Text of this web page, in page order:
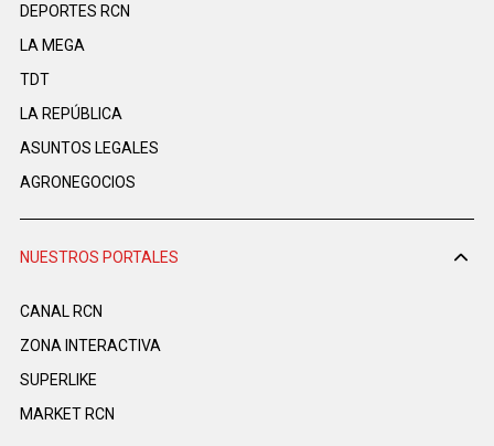
DEPORTES RCN
LA MEGA
TDT
LA REPÚBLICA
ASUNTOS LEGALES
AGRONEGOCIOS
NUESTROS PORTALES
CANAL RCN
ZONA INTERACTIVA
SUPERLIKE
MARKET RCN